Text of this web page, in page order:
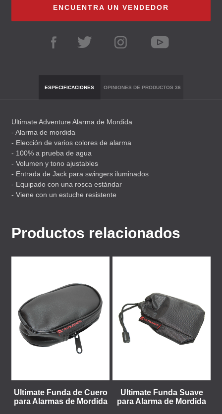
ENCUENTRA UN VENDEDOR
ESPECIFICACIONES OPINIONES DE PRODUCTOS 36
Ultimate Adventure Alarma de Mordida
- Alarma de mordida
- Elección de varios colores de alarma
- 100% a prueba de agua
- Volumen y tono ajustables
- Entrada de Jack para swingers iluminados
- Equipado con una rosca estándar
- Viene con un estuche resistente
Productos relacionados
Ultimate Funda de Cuero
para Alarmas de Mordida
Ultimate Funda Suave
para Alarma de Mordida